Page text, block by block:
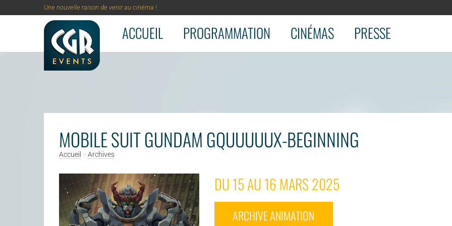
Aller au contenu principal
Une nouvelle raison de venir au cinéma !
ACCUEIL PROGRAMMATION CINÉMAS PRESSE
MOBILE SUIT GUNDAM GQUUUUUX-BEGINNING
Accueil >Archives
DU 15 AU 16 MARS 2025
ARCHIVE ANIMATION